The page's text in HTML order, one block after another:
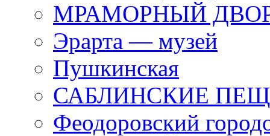
МРАМОРНЫЙ
Эрарта — музей
Пушкинская
САБЛИНСКИЕ
Феодоровский